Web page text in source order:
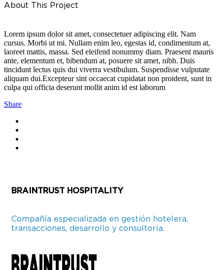
About This Project
Lorem ipsum dolor sit amet, consectetuer adipiscing elit. Nam
cursus. Morbi ut mi. Nullam enim leo, egestas id, condimentum at,
laoreet mattis, massa. Sed eleifend nonummy diam. Praesent mauris
ante, elementum et, bibendum at, posuere sit amet, nibh. Duis
tincidunt lectus quis dui viverra vestibulum. Suspendisse vulputate
aliquam dui.Excepteur sint occaecat cupidatat non proident, sunt in
culpa qui officia deserunt mollit anim id est laborum
Share
BRAINTRUST HOSPITALITY
Compañía especializada en gestión hotelera,
transacciones, desarrollo y consultoría.